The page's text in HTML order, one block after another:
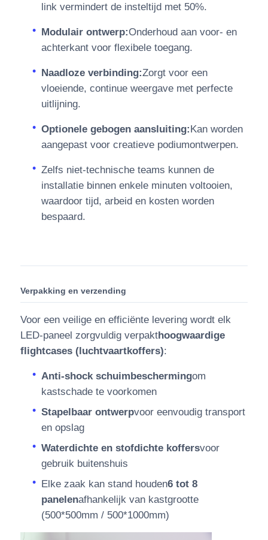
link vermindert de insteltijd met 50%.
Modulair ontwerp:Onderhoud aan voor- en
achterkant voor flexibele toegang.
Naadloze verbinding:Zorgt voor een
vloeiende, continue weergave met perfecte
uitlijning.
Optionele gebogen aansluiting:Kan worden
aangepast voor creatieve podiumontwerpen.
Zelfs niet-technische teams kunnen de
installatie binnen enkele minuten voltooien,
waardoor tijd, arbeid en kosten worden
bespaard.
Verpakking en verzending
Voor een veilige en efficiënte levering wordt elk
LED-paneel zorgvuldig verpakthoogwaardige
flightcases (luchtvaartkoffers):
Anti-shock schuimbeschermingom
kastschade te voorkomen
Stapelbaar ontwerpvoor eenvoudig transport
en opslag
Waterdichte en stofdichte koffersvoor
gebruik buitenshuis
Elke zaak kan stand houden6 tot 8
panelenafhankelijk van kastgrootte
(500*500mm / 500*1000mm)